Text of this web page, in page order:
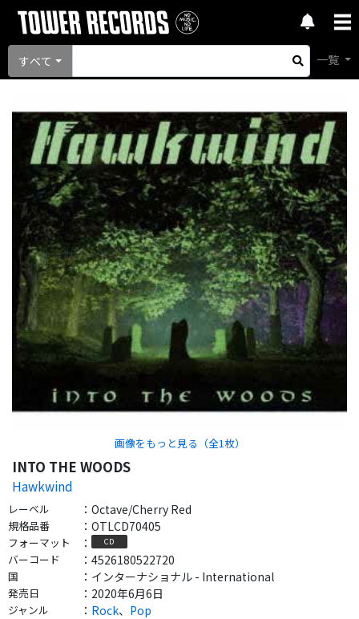
すべて 一覧
画像をもっと見る（全1 枚）
INTO THE WOODS
Hawkwind
レーベル ： Octave/Cherry Red
規格品番 ： OTLCD70405
フォーマット ： CD
バーコード ： 4526180522720
国 ： インターナショナル - International
発売日 ： 2020年6月6日
ジャンル ： Rock、 Pop